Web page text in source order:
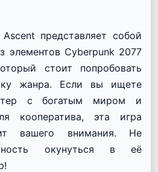
представляет собой
элементов Cyberpunk 2077
стоит попробовать
жанра. Если вы ищете
с богатым миром и
кооператива, эта игра
вашего внимания. Не
окунуться в её